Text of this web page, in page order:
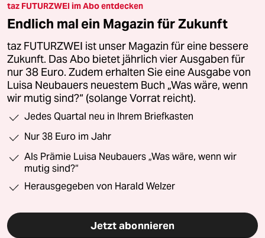
taz FUTURZWEI im Abo entdecken
Endlich mal ein Magazin für Zukunft
taz FUTURZWEI ist unser Magazin für eine bessere
Zukunft. Das Abo bietet jährlich vier Ausgaben für
nur 38 Euro. Zudem erhalten Sie eine Ausgabe von
Luisa Neubauers neuestem Buch „Was wäre, wenn
wir mutig sind?“ (solange Vorrat reicht).
Jedes Quartal neu in Ihrem Briefkasten
Nur 38 Euro im Jahr
Als Prämie Luisa Neubauers „Was wäre, wenn wir
mutig sind?“
Herausgegeben von Harald Welzer
Jetzt abonnieren